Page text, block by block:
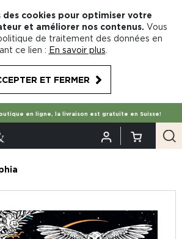
des cookies pour optimiser votre
et améliorer nos contenus. Vous
de traitement des données en
ce lien : En savoir plus
ET FERMER
en ligne, la livraison est gratuite en Suisse!